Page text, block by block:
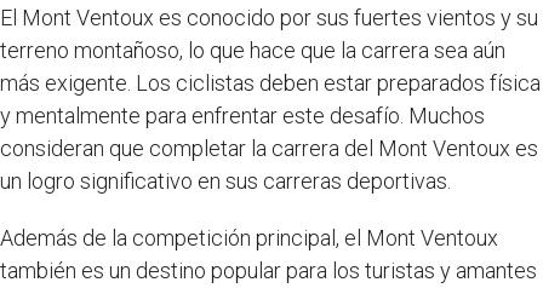
El Mont Ventoux es conocido por sus fuertes vientos y su
terreno montañoso, lo que hace que la carrera sea aún
más exigente. Los ciclistas deben estar preparados física
y mentalmente para enfrentar este desafío. Muchos
consideran que completar la carrera del Mont Ventoux es
un logro significativo en sus carreras deportivas.
Además de la competición principal, el Mont Ventoux
también es un destino popular para los turistas y amantes